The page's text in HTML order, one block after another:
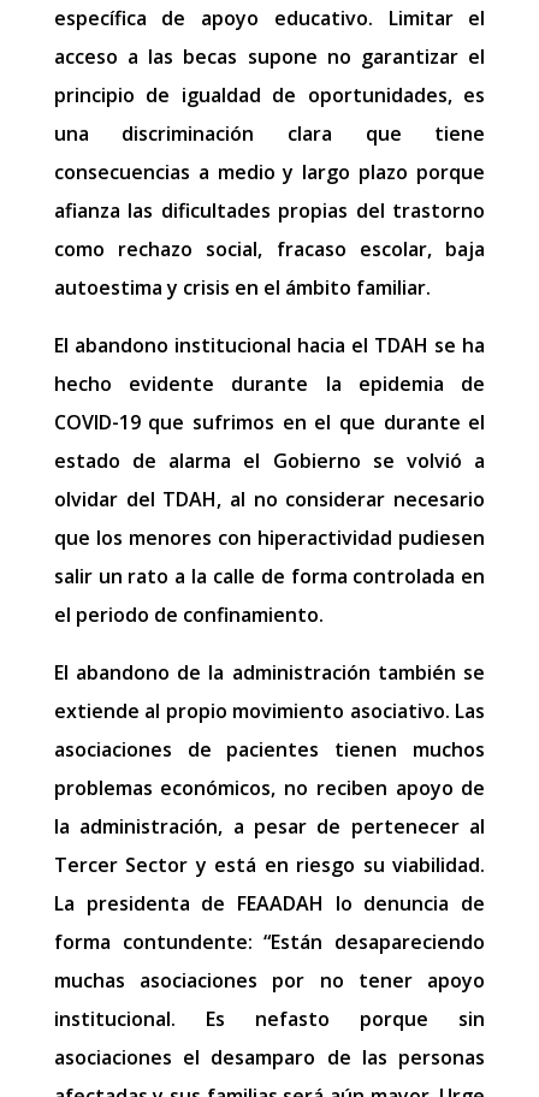
específica de apoyo educativo. Limitar el
acceso a las becas supone no garantizar el
principio de igualdad de oportunidades, es
una discriminación clara que tiene
consecuencias a medio y largo plazo porque
afianza las dificultades propias del trastorno
como rechazo social, fracaso escolar, baja
autoestima y crisis en el ámbito familiar.
El ​abandono institucional hacia el TDAH se ha
hecho evidente durante la epidemia de
COVID-19 que sufrimos en el que durante el
estado de alarma el Gobierno se volvió a
olvidar del TDAH, al no considerar necesario
que los menores con hiperactividad pudiesen
salir un rato a la calle de forma controlada en
el periodo de confinamiento.
El abandono de la administración también se
extiende al propio movimiento asociativo. Las
asociaciones de pacientes tienen muchos
problemas económicos, no reciben apoyo de
la administración, a pesar de pertenecer al
Tercer Sector y está en riesgo su viabilidad.
La presidenta de FEAADAH lo denuncia de
forma contundente: “​Están desapareciendo
muchas asociaciones por no tener apoyo
institucional. Es nefasto porque sin
asociaciones el desamparo de las personas